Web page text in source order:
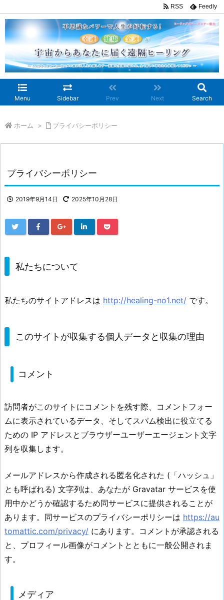
Menu Sidebar Prev Next Search
RSS Feedly
ホーム > プライバシーポリシー
プライバシーポリシー
2019年9月14日 2025年10月28日
私たちについて
私たちのサイトアドレスは http://healing-no1.net/ です。
このサイトが収集する個人データと収集の理由
コメント
訪問者がこのサイトにコメントを残す際、コメントフォー
ムに表示されているデータ、そしてスパム検出に役立てる
ための IP アドレスとブラウザーユーザーエージェント文字
列を収集します。
メールアドレスから作成される匿名化された (「ハッシュ」
とも呼ばれる) 文字列は、あなたが Gravatar サービスを使
用中かどうか確認するため同サービスに提供されることが
あります。同サービスのプライバシーポリシーは https://au
tomattic.com/privacy/ にあります。コメントが承認される
と、プロフィール画像がコメントとともに一般公開されま
す。
メディア